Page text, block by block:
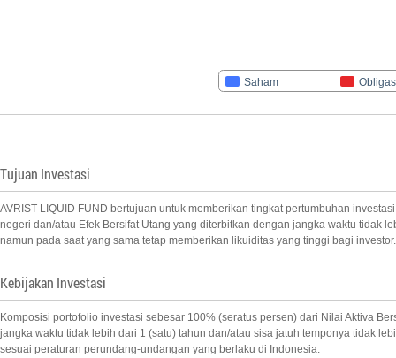
Saham
Tujuan Investasi
AVRIST LIQUID FUND bertujuan untuk memberikan tingkat pertumbuhan
negeri dan/atau Efek Bersifat Utang yang diterbitkan dengan jangka waktu tidak
namun pada saat yang sama tetap memberikan likuiditas yang tinggi bagi investor.
Kebijakan Investasi
Komposisi portofolio investasi sebesar 100% (seratus persen) dari Nilai Aktiva
jangka waktu tidak lebih dari 1 (satu) tahun dan/atau sisa jatuh temponya tidak
sesuai peraturan perundang-undangan yang berlaku di Indonesia.